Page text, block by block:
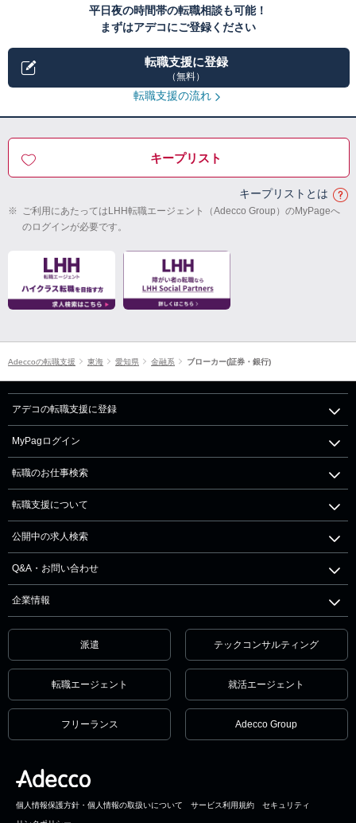
平日夜の時間帯の転職相談も可能！
まずはアデコにご登録ください
転職支援に登録
（無料）
転職支援の流れ
キープリスト
キープリストとは
※ ご利用にあたってはLHH転職エージェント（Adecco Group）のMyPageへ
のログインが必要です。
Adeccoの転職支援 東海 愛知県 金融系 ブローカー(証券・銀行)
アデコの転職支援に登録
MyPagログイン
転職のお仕事検索
転職支援について
公開中の求人検索
Q&A・お問い合わせ
企業情報
派遣 テックコンサルティング
転職エージェント 就活エージェント
フリーランス Adecco Group
個人情報保護方針・個人情報の取扱いについて サービス利用規約 セキュリティ